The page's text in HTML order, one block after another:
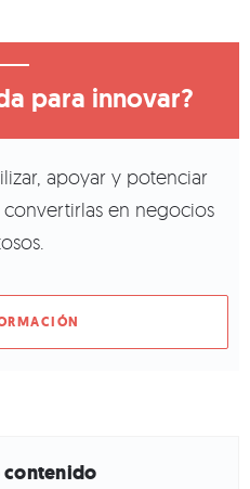
para innovar?
apoyar y potenciar
en negocios
contenido